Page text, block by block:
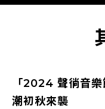
「2024 聲徜音
潮初秋來襲